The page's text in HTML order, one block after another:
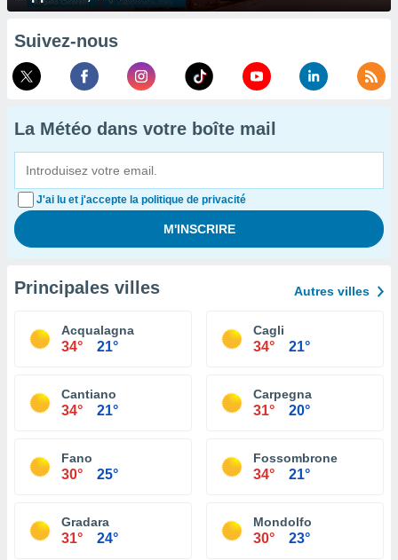
Suivez-nous
La Météo dans votre boîte mail
J'ai lu et j'accepte la politique de privacité
Principales villes Autres villes
Acqualagna
34° 21°
Cagli
34° 21°
Cantiano
34° 21°
Carpegna
31° 20°
Fano
30° 25°
Fossombrone
34° 21°
Gradara
31° 24°
Mondolfo
30° 23°